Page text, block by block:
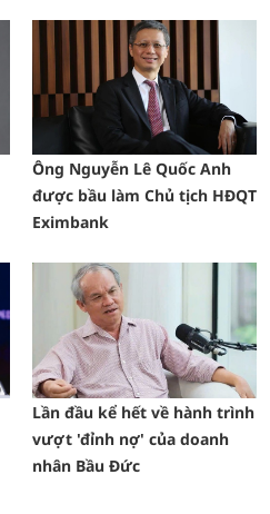
Ông Nguyễn Lê Quốc Anh
được bầu làm Chủ tịch HĐQT
Eximbank
Lần đầu kể hết về hành trình
vượt 'đỉnh nợ' của doanh
nhân Bầu Đức